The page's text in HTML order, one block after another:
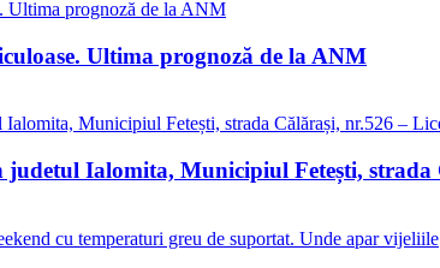
Ultima prognoză de la ANM
judetul Ialomita, Municipiul Fetești,